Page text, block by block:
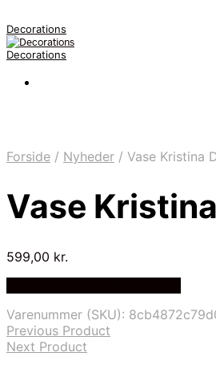
Decorations
Decorations
Forside / Nyheder / Vase Kristina
Vase
599,00 kr.
Varenummer (SKU):
Previous Product
Next Product